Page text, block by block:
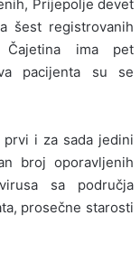
Prijepolje devet
šest registrovanih
ima pet
pacijenta su se
i za sada jedini
broj oporavljenih
sa područja
prosečne starosti